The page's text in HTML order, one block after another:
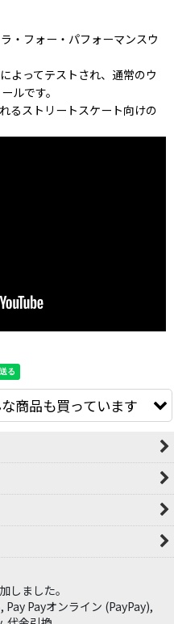
・フォー・パフォーマンスウ
よってテストされ、通常のウ
ルです。
るストリートスケート向けの
商品も買っています
53mm" - CLEAR / GREEN
円(税別)
税込:9,350
しました。
Payオンライン (PayPay),